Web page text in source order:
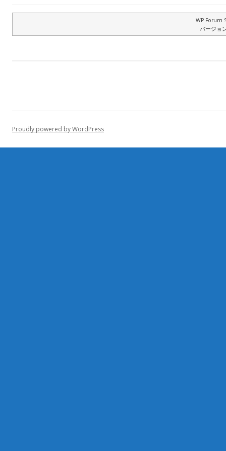
WP Forum
バージョ
Proudly powered by WordPress